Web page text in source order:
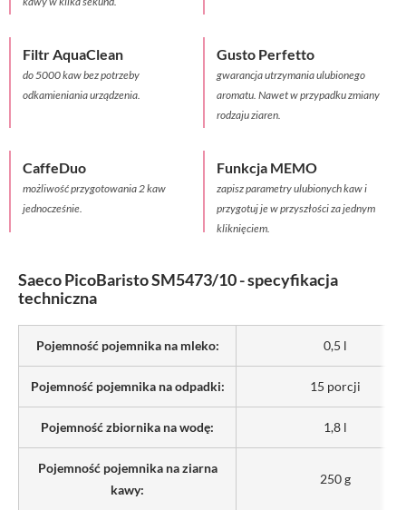
Filtr AquaClean
do 5000 kaw bez potrzeby
odkamieniania urządzenia.
Gusto Perfetto
gwarancja utrzymania ulubionego
aromatu. Nawet w przypadku zmiany
rodzaju ziaren.
CaffeDuo
możliwość przygotowania 2 kaw
jednocześnie.
Funkcja MEMO
zapisz parametry ulubionych kaw i
przygotuj je w przyszłości za jednym
kliknięciem.
Saeco PicoBaristo SM5473/10 - specyfikacja
techniczna
Pojemność pojemnika na mleko: 0,5 l
Pojemność pojemnika na odpadki: 15 porcji
Pojemność zbiornika na wodę: 1,8 l
Pojemność pojemnika na ziarna
kawy:
250 g